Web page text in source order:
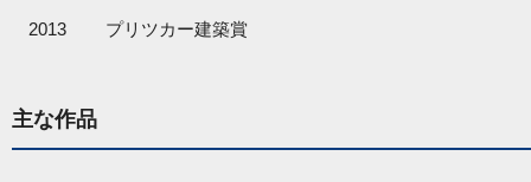
2013
プリツカー建築賞
主な作品